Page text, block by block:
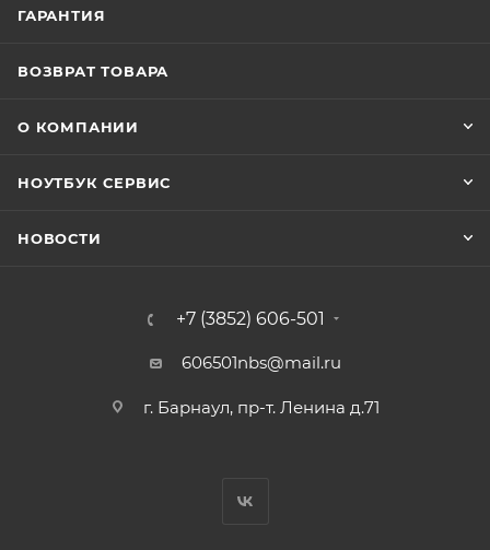
ГАРАНТИЯ
ВОЗВРАТ ТОВАРА
О КОМПАНИИ
НОУТБУК СЕРВИС
НОВОСТИ
+7 (3852) 606-501
606501nbs@mail.ru
г. Барнаул, пр-т. Ленина д.71